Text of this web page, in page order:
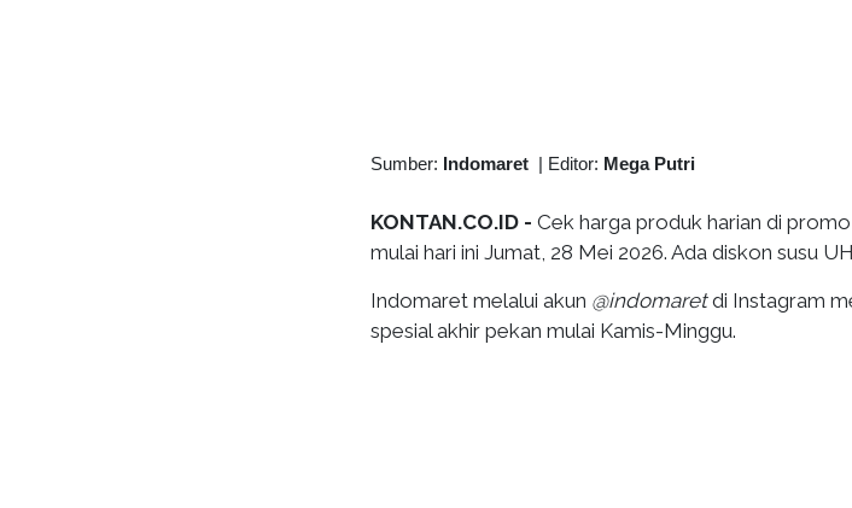
Sumber: Indomaret | Editor: Mega Putri
KONTAN.CO.ID - Cek harga produk harian di
mulai hari ini Jumat, 28 Mei 2026. Ada diskon susu
Indomaret melalui akun @indomaretdi Instagram
spesial akhir pekan mulai Kamis-Minggu.